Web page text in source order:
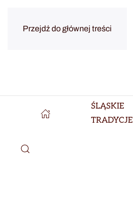
Przejdź do głównej treści
ŚLĄSKIE
TRADYCJE